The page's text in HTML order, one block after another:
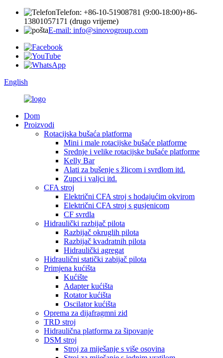
Telefon: +86-10-51908781 (9:00-18:00)+86-
13801057171 (drugo vrijeme)
E-mail: info@sinovogroup.com
English
Dom
Proizvodi
Rotacijska bušaća platforma
Mini i male rotacijske bušaće platforme
Srednje i velike rotacijske bušaće platforme
Kelly Bar
Alati za bušenje s žlicom i svrdlom itd.
Zupci i valjci itd.
CFA stroj
Električni CFA stroj s hodajućim okvirom
Električni CFA stroj s gusjenicom
CF svrdla
Hidraulički razbijač pilota
Razbijač okruglih pilota
Razbijač kvadratnih pilota
Hidraulički agregat
Hidraulični statički zabijač pilota
Primjena kućišta
Kućište
Adapter kućišta
Rotator kućišta
Oscilator kućišta
Oprema za dijafragmni zid
TRD stroj
Hidraulična platforma za šipovanje
DSM stroj
Stroj za miješanje s više osovina